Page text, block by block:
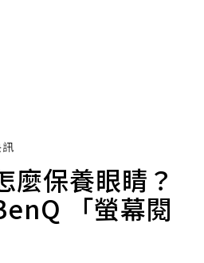
麼保養眼睛？
「螢幕閱